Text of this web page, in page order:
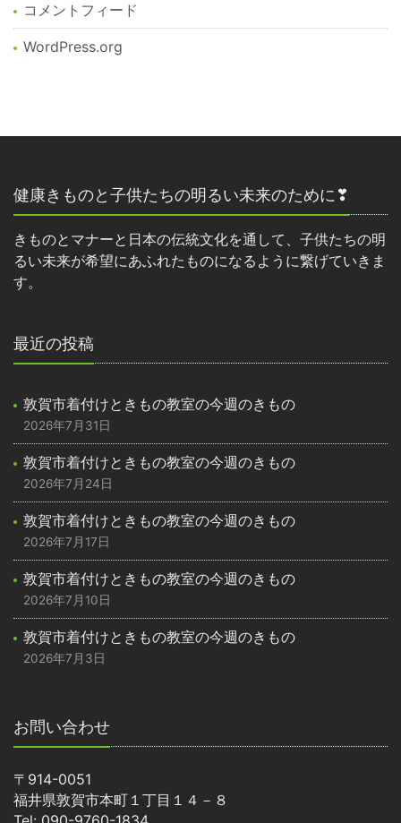
コメントフィード
WordPress.org
健康きものと子供たちの明るい未来のために❣
きものとマナーと日本の伝統文化を通して、子供たちの明
るい未来が希望にあふれたものになるように繋げていきま
す。
最近の投稿
敦賀市着付けときもの教室の今週のきもの
2026年7月31日
敦賀市着付けときもの教室の今週のきもの
2026年7月24日
敦賀市着付けときもの教室の今週のきもの
2026年7月17日
敦賀市着付けときもの教室の今週のきもの
2026年7月10日
敦賀市着付けときもの教室の今週のきもの
2026年7月3日
お問い合わせ
〒914-0051
福井県敦賀市本町１丁目１４－８